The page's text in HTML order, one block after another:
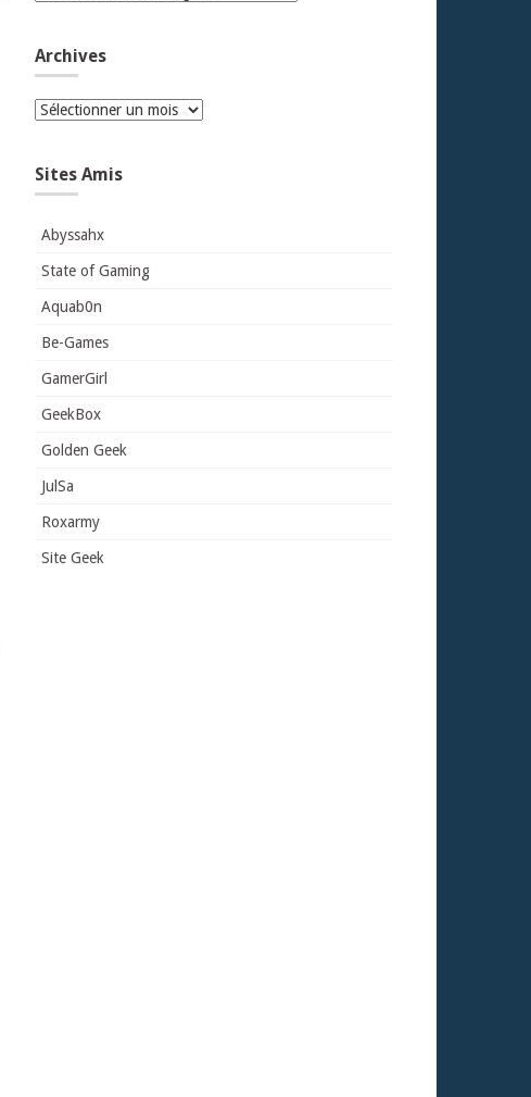
Archives
Archives
Sites Amis
Abyssahx
State of Gaming
Aquab0n
Be-Games
GamerGirl
GeekBox
Golden Geek
JulSa
Roxarmy
Site Geek